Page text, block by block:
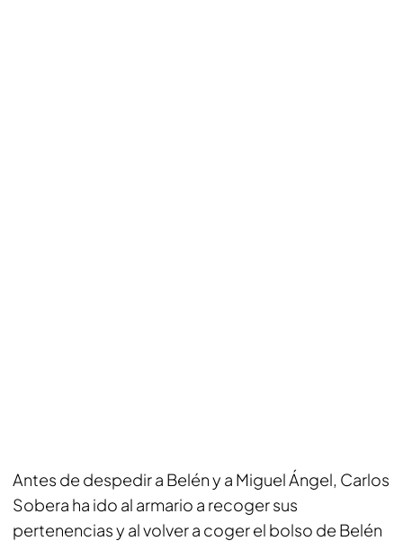
Antes de despedir a Belén y a Miguel Ángel, Carlos
Sobera ha ido al armario a recoger sus
pertenencias y al volver a coger el bolso de Belén